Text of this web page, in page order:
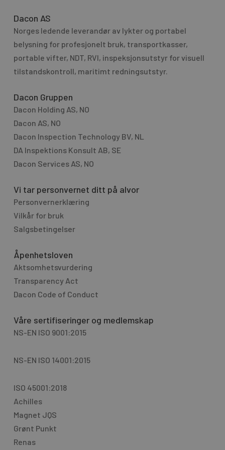
s
a
g
e
r
n
i
v
:
Dacon AS
Norges ledende leverandør av lykter og portabel
belysning for profesjo­nelt bruk, transport­kasser,
portable vifter, NDT, RVI, inspeksjonsutstyr for visuell
tilstandskontroll, maritimt redningsutstyr.
Dacon Gruppen
Dacon Holding AS, NO
Dacon AS, NO
Dacon Inspection Technology BV, NL
DA Inspektions Konsult AB, SE
Dacon Services AS, NO
Vi tar personvernet ditt på alvor
Personvernerklæring
Vilkår for bruk
Salgsbetingelser
Åpenhetsloven
Aktsomhetsvurdering
Transparency Act
Dacon Code of Conduct
Våre sertifiseringer og medlemskap
NS-EN ISO 9001:2015
NS-EN ISO 14001:2015
ISO 45001:2018
Achilles
Magnet JQS
Grønt Punkt
Renas